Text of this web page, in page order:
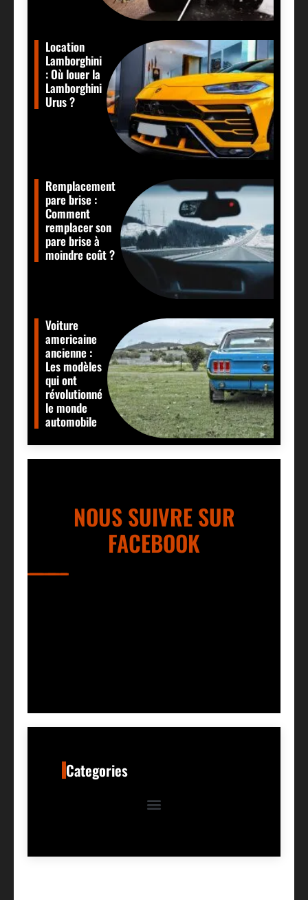
Location
Lamborghini
: Où louer la
Lamborghini
Urus ?
Remplacement
pare brise :
Comment
remplacer son
pare brise à
moindre coût ?
Voiture
americaine
ancienne :
Les modèles
qui ont
révolutionné
le monde
automobile
NOUS SUIVRE SUR
FACEBOOK
Categories